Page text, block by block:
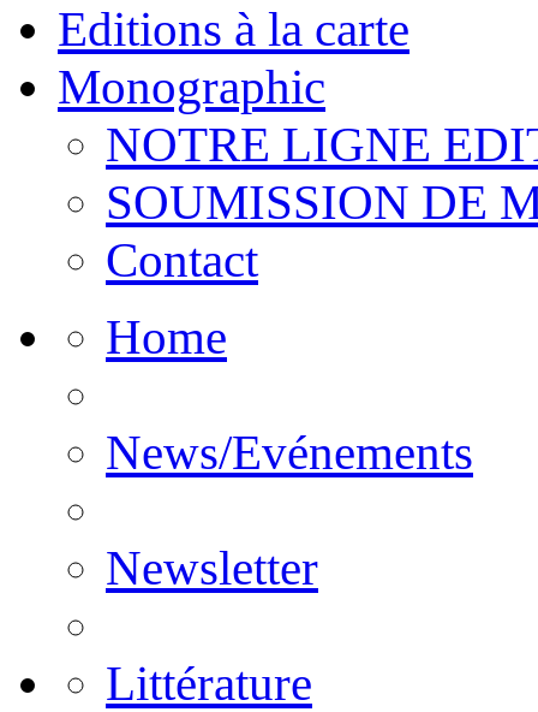
Editions à la carte
Monographic
NOTRE LIGNE
SOUMISSION DE
Contact
Home
News/Evénements
Newsletter
Littérature